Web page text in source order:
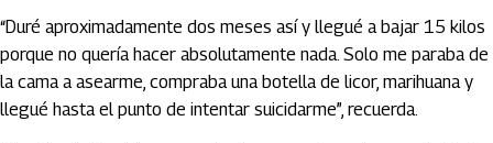
“Duré aproximadamente dos meses así y llegué a bajar 15 kilos
porque no quería hacer absolutamente nada. Solo me paraba de
la cama a asearme, compraba una botella de licor, marihuana y
llegué hasta el punto de intentar suicidarme”, recuerda.